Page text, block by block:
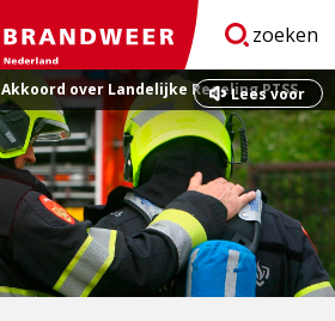
BrandweerNederland.nl
zoeken
Akkoord over Landelijke Regeling PTSS
Dit
is
een
externe
pagina
Lees voor